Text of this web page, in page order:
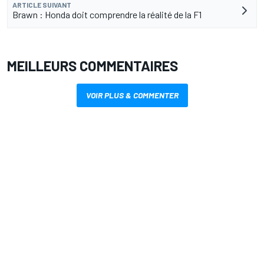
ARTICLE SUIVANT
Brawn : Honda doit comprendre la réalité de la F1
MEILLEURS COMMENTAIRES
VOIR PLUS & COMMENTER